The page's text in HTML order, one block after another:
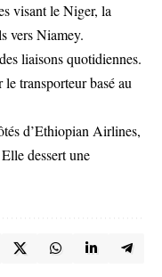
visant le Niger, la
vers Niamey.
liaisons quotidiennes.
transporteur basé au
d’Ethiopian Airlines,
dessert une